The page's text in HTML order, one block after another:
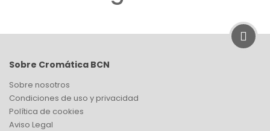
Sobre Cromática BCN
Sobre nosotros
Condiciones de uso y privacidad
Política de cookies
Aviso Legal